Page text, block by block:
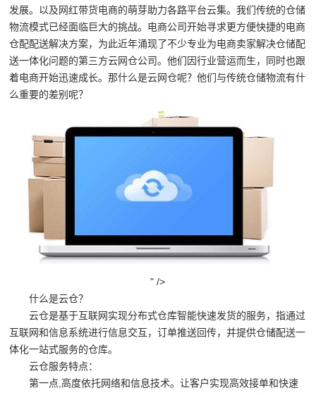
发展。以及网红带货电商的萌芽助力各路平台云集。我们传统的仓储
物流模式已经面临巨大的挑战。电商公司开始寻求更方便快捷的电商
仓配配送解决方案，为此近年涌现了不少专业为电商卖家解决仓储配
送一体化问题的第三方云网仓公司。他们因行业营运而生，同时也跟
着电商开始迅速成长。那什么是云网仓呢？他们与传统仓储物流有什
么重要的差别呢？
" />
什么是云仓？
云仓是基于互联网实现分布式仓库智能快速发货的服务，指通过
互联网和信息系统进行信息交互，订单推送回传，并提供仓储配送一
体化一站式服务的仓库。
云仓服务特点：
第一点,高度依托网络和信息技术。让客户实现高效接单和快速